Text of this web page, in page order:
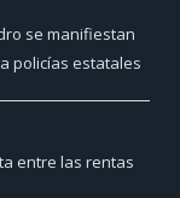
se manifiestan
policías estatales
entre las rentas